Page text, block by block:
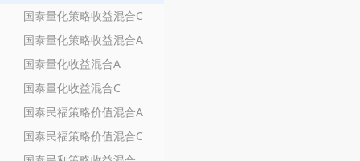
国泰量化策略收益混合C
国泰量化策略收益混合A
国泰量化收益混合A
国泰量化收益混合C
国泰民福策略价值混合A
国泰民福策略价值混合C